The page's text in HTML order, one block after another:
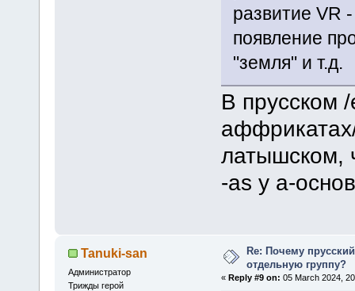
развитие VR
появление
"земля" и т.д.
В прусском
латышском,
-as у а-
Tanuki-san
Администратор
Трижды герой
Re: Почему
отдельную группу?
« Reply #9 on: 05 March 2024,